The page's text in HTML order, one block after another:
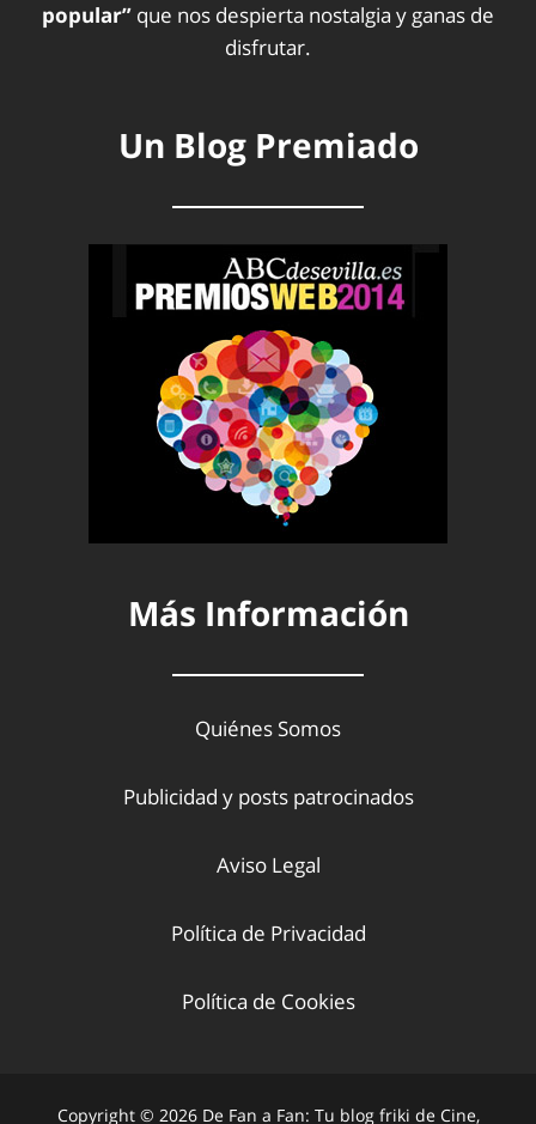
popular” que nos despierta nostalgia y ganas de
disfrutar.
Un Blog Premiado
Más Información
Quiénes Somos
Publicidad y posts patrocinados
Aviso Legal
Política de Privacidad
Política de Cookies
Copyright © 2026 De Fan a Fan: Tu blog friki de Cine,